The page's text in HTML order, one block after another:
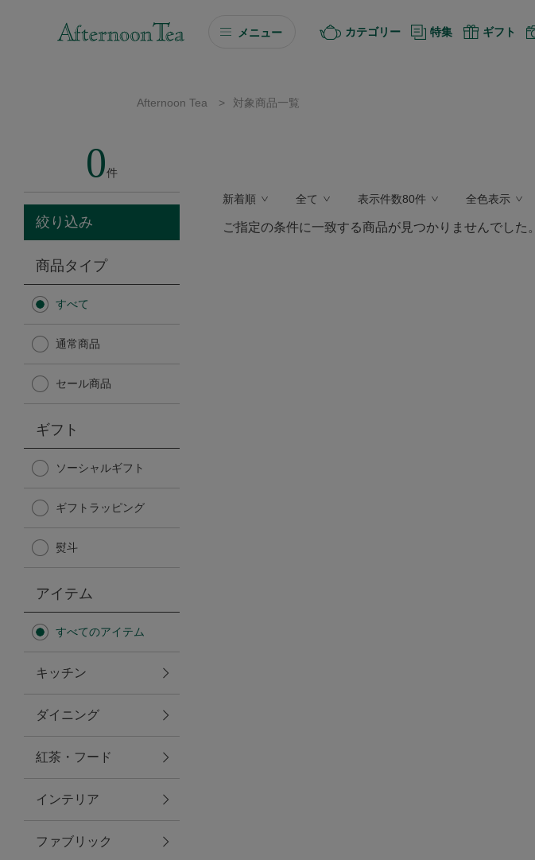
メニュー
ソーシャルギフト
カタログギフト
Afternoon Tea TEAROOM
Afternoon Tea TEAROOM
日傘
保冷バッグ
無重力シリーズ
トラベルグッズ
ランチ
バッグ
カテゴリー 特集 ギフト
Afternoon Tea > 対象商品一覧
0件
絞り込み
商品タイプ
すべて
通常商品
セール商品
ギフト
ソーシャルギフト
ギフトラッピング
熨斗
アイテム
すべてのアイテム
キッチン
ダイニング
紅茶・フード
インテリア
ファブリック
新着順 全て 表示件数80件 全色表示
ご指定の条件に一致する商品が見つかりませんでした。